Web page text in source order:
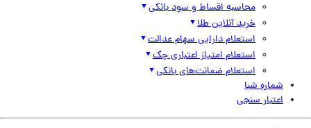
محاسبه اقساط و سود بانکی
خرید آنلاین طلا
استعلام دارایی سهام عدالت
استعلام امتیاز اعتباری چک
استعلام ضمانت‌های بانکی
شماره شبا
اعتبار سنجی